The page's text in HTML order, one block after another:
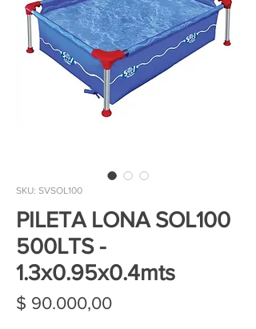
SKU: SVSOL100
PILETA LONA SOL100
500LTS -
1.3x0.95x0.4mts
$ 90.000,00Precio